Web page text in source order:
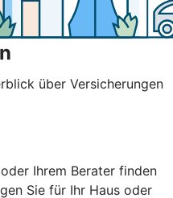
über Versicherungen
Ihrem Berater finden
Sie für Ihr Haus oder